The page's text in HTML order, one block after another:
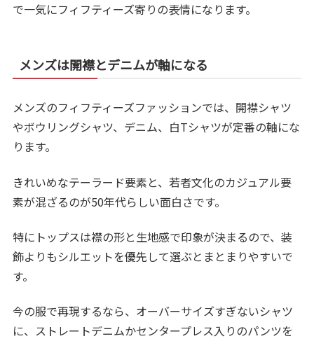
で一気にフィフティーズ寄りの表情になります。
メンズは開襟とデニムが軸になる
メンズのフィフティーズファッションでは、開襟シャツ
やボウリングシャツ、デニム、白Tシャツが定番の軸にな
ります。
きれいめなテーラード要素と、若者文化のカジュアル要
素が混ざるのが50年代らしい面白さです。
特にトップスは襟の形と生地感で印象が決まるので、装
飾よりもシルエットを優先して選ぶとまとまりやすいで
す。
今の服で再現するなら、オーバーサイズすぎないシャツ
に、ストレートデニムかセンタープレス入りのパンツを